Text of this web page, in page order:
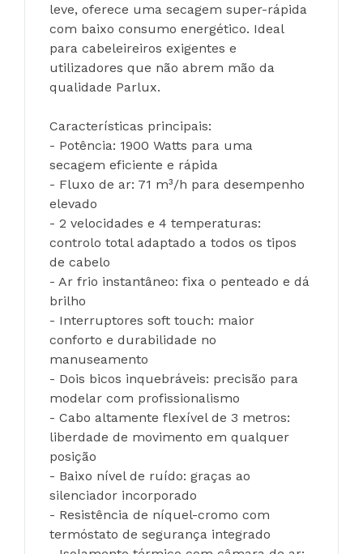
leve, oferece uma secagem super-rápida
com baixo consumo energético. Ideal
para cabeleireiros exigentes e
utilizadores que não abrem mão da
qualidade Parlux.
Características principais:
- Potência: 1900 Watts para uma
secagem eficiente e rápida
- Fluxo de ar: 71 m³/h para desempenho
elevado
- 2 velocidades e 4 temperaturas:
controlo total adaptado a todos os tipos
de cabelo
- Ar frio instantâneo: fixa o penteado e dá
brilho
- Interruptores soft touch: maior
conforto e durabilidade no
manuseamento
- Dois bicos inquebráveis: precisão para
modelar com profissionalismo
- Cabo altamente flexível de 3 metros:
liberdade de movimento em qualquer
posição
- Baixo nível de ruído: graças ao
silenciador incorporado
- Resistência de níquel-cromo com
termóstato de segurança integrado